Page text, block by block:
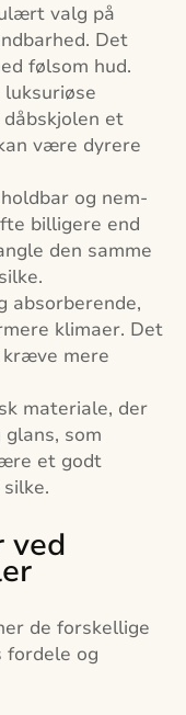
valg på
Det
følsom hud.
et
være dyrere
og nem-
billigere end
den samme
absorberende,
klimaer. Det
mere
materiale, der
som
et godt
ved
de forskellige
fordele og